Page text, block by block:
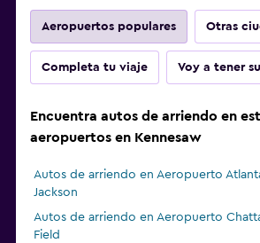
Aeropuertos populares Otras
Completa tu viaje Voy a tener
Encuentra autos de arriendo en
aeropuertos en Kennesaw
Autos de arriendo en Aeropuerto
Jackson
Autos de arriendo en Aeropuerto
Field